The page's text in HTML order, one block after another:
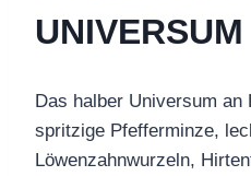
UNIVERSUM
Das halber Universum an
spritzige Pfefferminze,
Löwenzahnwurzeln,